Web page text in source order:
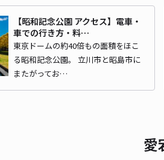
【昭和記念公園 アクセス】電車・
車での行き方・料…
東京ドームの約40倍もの面積をほこ
る昭和記念公園。 立川市と昭島市に
またがってお…
愛